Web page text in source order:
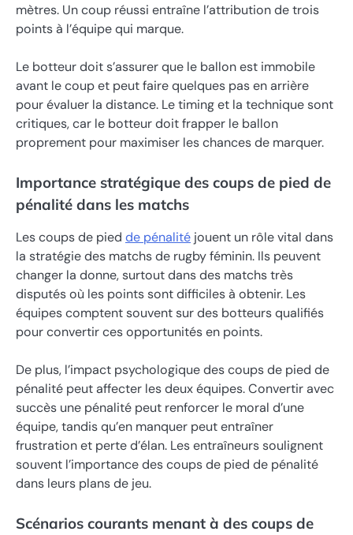
mètres. Un coup réussi entraîne l’attribution de trois
points à l’équipe qui marque.
Le botteur doit s’assurer que le ballon est immobile
avant le coup et peut faire quelques pas en arrière
pour évaluer la distance. Le timing et la technique sont
critiques, car le botteur doit frapper le ballon
proprement pour maximiser les chances de marquer.
Importance stratégique des coups de pied de
pénalité dans les matchs
Les coups de pied de pénalité jouent un rôle vital dans
la stratégie des matchs de rugby féminin. Ils peuvent
changer la donne, surtout dans des matchs très
disputés où les points sont difficiles à obtenir. Les
équipes comptent souvent sur des botteurs qualifiés
pour convertir ces opportunités en points.
De plus, l’impact psychologique des coups de pied de
pénalité peut affecter les deux équipes. Convertir avec
succès une pénalité peut renforcer le moral d’une
équipe, tandis qu’en manquer peut entraîner
frustration et perte d’élan. Les entraîneurs soulignent
souvent l’importance des coups de pied de pénalité
dans leurs plans de jeu.
Scénarios courants menant à des coups de